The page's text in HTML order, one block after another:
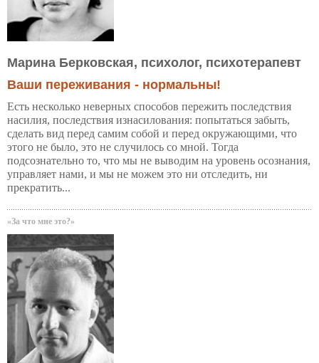
Марина Берковская, психолог, психотерапевт
Ваши переживания - нормальны!
Есть несколько неверных способов пережить последствия
насилия, последствия изнасилования: попытаться забыть,
сделать вид перед самим собой и перед окружающими, что
этого не было, это не случилось со мной. Тогда
подсознательно то, что мы не выводим на уровень осознания,
управляет нами, и мы не можем это ни отследить, ни
прекратить...
«За что мне это?»